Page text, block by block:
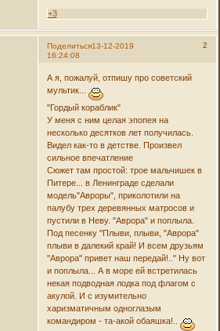
+3
Поделиться 2
13-12-2019
16:24:08
А я, пожалуй, отпишу про советский
мультик...
"Гордый кораблик"
У меня с ним целая эпопея на
несколько десятков лет получилась.
Видел как-то в детстве. Произвел
сильное впечатление
Сюжет там простой: трое мальчишек в
Питере... в Ленинграде сделали
модель"Авроры", приколотили на
палубу трех деревянных матросов и
пустили в Неву. "Аврора" и поплыла.
Под песенку "Плыви, плыви, "Аврора"
плыви в далекий край! И всем друзьям
"Аврора" привет наш передай!.." Ну вот
и поплыла... А в море ей встретилась
некая подводная лодка под флагом с
акулой. И с изумительно
харизматичным одноглазым
командиром - та-акой обаяшка!..